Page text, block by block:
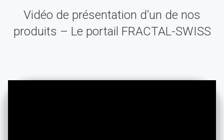
Vidéo de présentation d’un de nos
produits – Le portail FRACTAL-SWISS